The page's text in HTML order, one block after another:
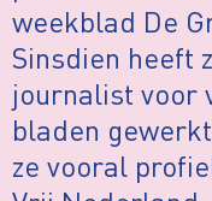
weekblad De
Sinsdien heeft
journalist voor
bladen
ze vooral